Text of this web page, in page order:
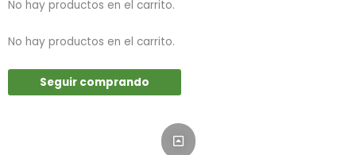
No hay productos en el carrito.
No hay productos en el carrito.
Seguir comprando